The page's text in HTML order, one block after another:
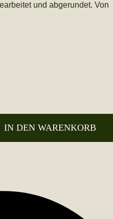
und abgerundet. Von
IN DEN WARENKORB